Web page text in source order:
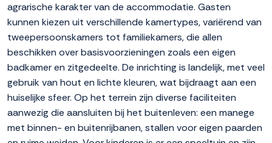
agrarische karakter van de accommodatie. Gasten
kunnen kiezen uit verschillende kamertypes, variërend van
tweepersoonskamers tot familiekamers, die allen
beschikken over basisvoorzieningen zoals een eigen
badkamer en zitgedeelte. De inrichting is landelijk, met veel
gebruik van hout en lichte kleuren, wat bijdraagt aan een
huiselijke sfeer. Op het terrein zijn diverse faciliteiten
aanwezig die aansluiten bij het buitenleven: een manege
met binnen- en buitenrijbanen, stallen voor eigen paarden